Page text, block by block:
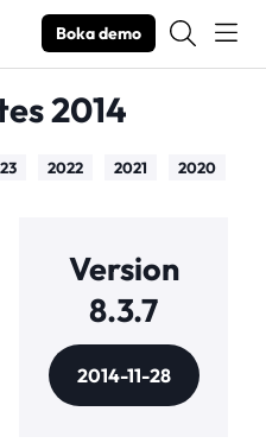
Boka demo
2014
2022 2021 2020
Version
8.3.7
2014-11-28